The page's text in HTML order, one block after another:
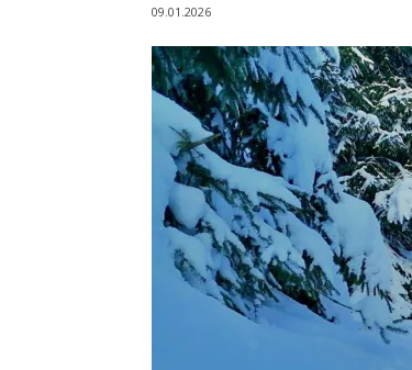
09.01.2026